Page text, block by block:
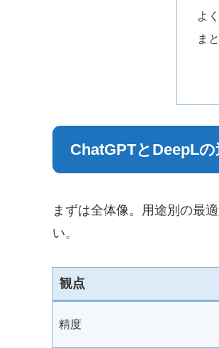
よ
ま
ChatGPTとDeepLの
まずは全体像。用途別の最
い。
観点
精度